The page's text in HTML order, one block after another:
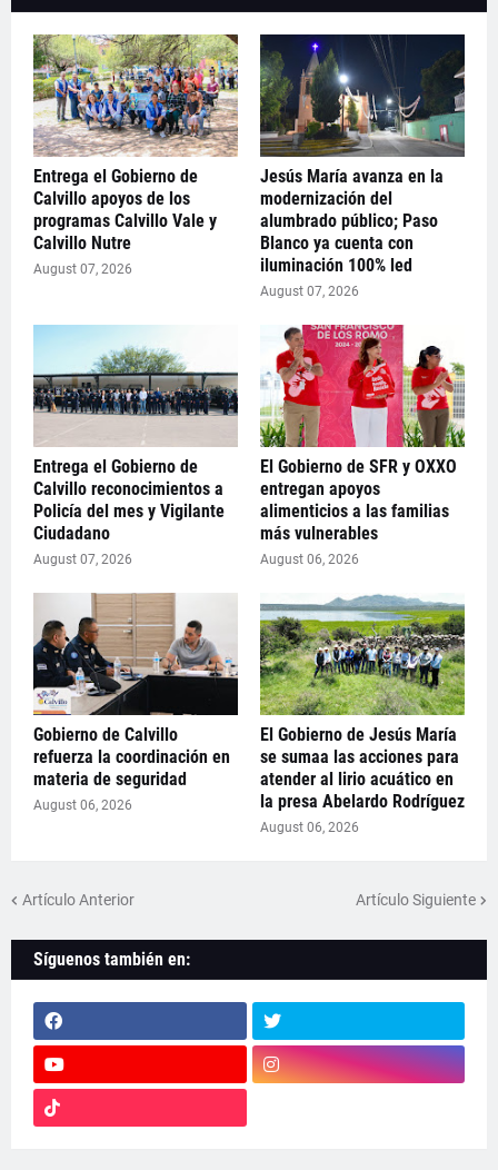
Entrega el Gobierno de
Calvillo apoyos de los
programas Calvillo Vale y
Calvillo Nutre
August 07, 2026
Jesús María avanza en la
modernización del
alumbrado público; Paso
Blanco ya cuenta con
iluminación 100% led
August 07, 2026
Entrega el Gobierno de
Calvillo reconocimientos a
Policía del mes y Vigilante
Ciudadano
August 07, 2026
El Gobierno de SFR y OXXO
entregan apoyos
alimenticios a las familias
más vulnerables
August 06, 2026
Gobierno de Calvillo
refuerza la coordinación en
materia de seguridad
August 06, 2026
El Gobierno de Jesús María
se sumaa las acciones para
atender al lirio acuático en
la presa Abelardo Rodríguez
August 06, 2026
Artículo Anterior Artículo Siguiente
Síguenos también en: